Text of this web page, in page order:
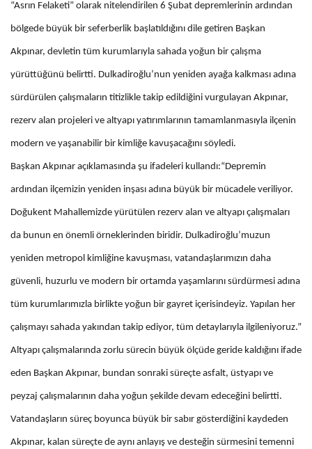
“Asrın Felaketi” olarak nitelendirilen 6 Şubat depremlerinin ardından
bölgede büyük bir seferberlik başlatıldığını dile getiren Başkan
Akpınar, devletin tüm kurumlarıyla sahada yoğun bir çalışma
yürüttüğünü belirtti. Dulkadiroğlu’nun yeniden ayağa kalkması adına
sürdürülen çalışmaların titizlikle takip edildiğini vurgulayan Akpınar,
rezerv alan projeleri ve altyapı yatırımlarının tamamlanmasıyla ilçenin
modern ve yaşanabilir bir kimliğe kavuşacağını söyledi.
Başkan Akpınar açıklamasında şu ifadeleri kullandı:“Depremin
ardından ilçemizin yeniden inşası adına büyük bir mücadele veriliyor.
Doğukent Mahallemizde yürütülen rezerv alan ve altyapı çalışmaları
da bunun en önemli örneklerinden biridir. Dulkadiroğlu’muzun
yeniden metropol kimliğine kavuşması, vatandaşlarımızın daha
güvenli, huzurlu ve modern bir ortamda yaşamlarını sürdürmesi adına
tüm kurumlarımızla birlikte yoğun bir gayret içerisindeyiz. Yapılan her
çalışmayı sahada yakından takip ediyor, tüm detaylarıyla ilgileniyoruz.”
Altyapı çalışmalarında zorlu sürecin büyük ölçüde geride kaldığını ifade
eden Başkan Akpınar, bundan sonraki süreçte asfalt, üstyapı ve
peyzaj çalışmalarının daha yoğun şekilde devam edeceğini belirtti.
Vatandaşların süreç boyunca büyük bir sabır gösterdiğini kaydeden
Akpınar, kalan süreçte de aynı anlayış ve desteğin sürmesini temenni